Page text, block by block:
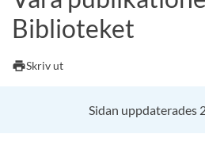
Andra söktjänster
Detta är vår testmiljö - endast
Biblioteket
printSkriv ut
Sidan uppdaterades